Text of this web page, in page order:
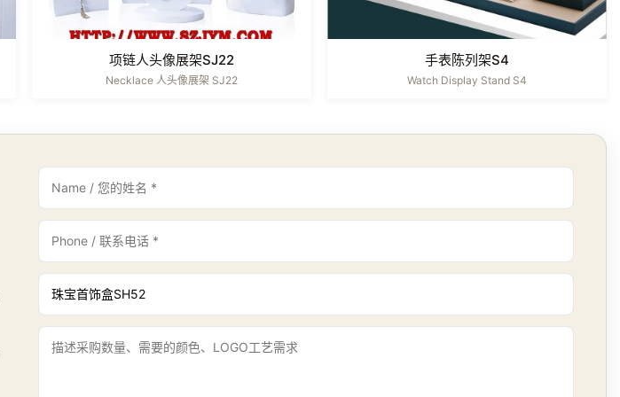
项链人头像展架SJ22
Necklace 人头像展架 SJ22
手表陈列架S4
Watch Display Stand S4